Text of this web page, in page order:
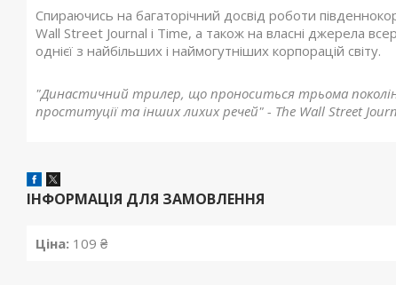
Спираючись на багаторічний досвід роботи
Wall Street Journal і Time, а також на власні джерела
однієї з найбільших і наймогутніших корпорацій світу.
"Династичний трилер, що проноситься трьома
проституції та інших лихих речей" - The Wall Street
ІНФОРМАЦІЯ ДЛЯ ЗАМОВЛЕННЯ
Ціна: 109 ₴